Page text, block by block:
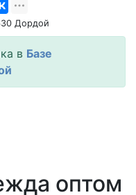
Дордой
в Базе
оптом